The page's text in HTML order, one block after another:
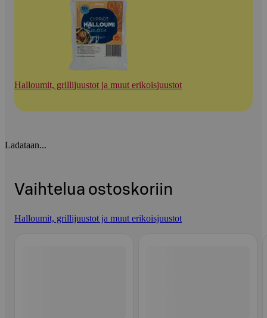
Halloumit, grillijuustot ja muut erikoisjuustot
Ladataan...
Vaihtelua ostoskoriin
Halloumit, grillijuustot ja muut erikoisjuustot